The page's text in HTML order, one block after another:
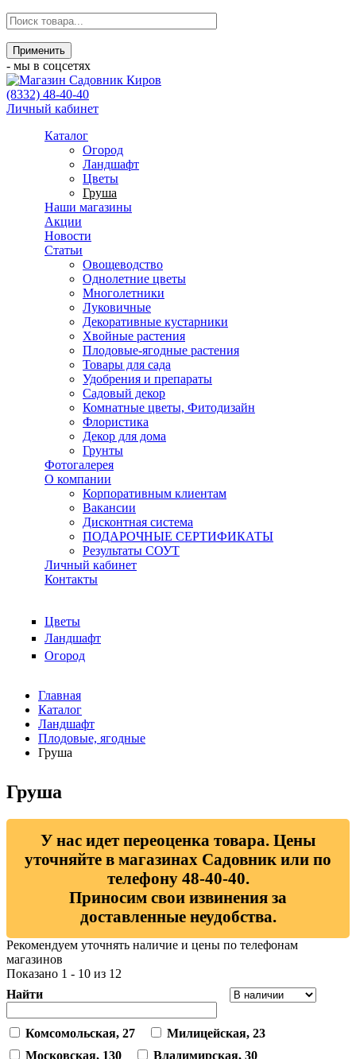
- мы в соцсетях
(8332) 48-40-40
Личный кабинет
Каталог
Огород
Ландшафт
Цветы
Груша
Наши магазины
Акции
Новости
Статьи
Овощеводство
Однолетние цветы
Многолетники
Луковичные
Декоративные кустарники
Хвойные растения
Плодовые-ягодные растения
Товары для сада
Удобрения и препараты
Садовый декор
Комнатные цветы, Фитодизайн
Флористика
Декор для дома
Грунты
Фотогалерея
О компании
Корпоративным клиентам
Вакансии
Дисконтная система
ПОДАРОЧНЫЕ СЕРТИФИКАТЫ
Результаты СОУТ
Личный кабинет
Контакты
Цветы
Ландшафт
Огород
Главная
Каталог
Ландшафт
Плодовые, ягодные
Груша
Груша
У нас идет переоценка товара. Цены
уточняйте в магазинах Садовник или по
телефону 48-40-40.
Приносим свои извинения за
доставленные неудобства.
Рекомендуем уточнять наличие и цены по телефонам
магазинов
Показано 1 - 10 из 12
Найти
Комсомольская, 27
Милицейская, 23
Московская, 130
Владимирская, 30